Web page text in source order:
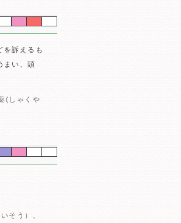
を訴えるも
まい、頭
(しゃくや
そう）
、